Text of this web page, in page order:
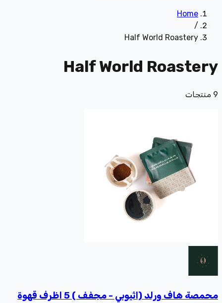
Home
/
Half World Roastery
Half World Roastery
9 منتجات
محمصة هاف ورلد (اثیوبي - مجفف ) 5 اظرف قهوة